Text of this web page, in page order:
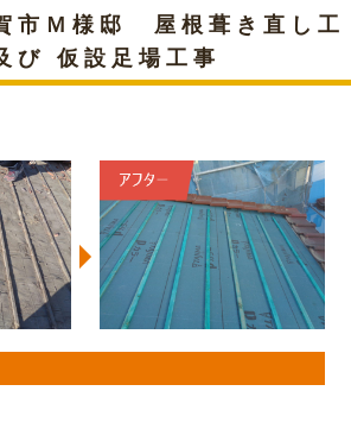
市Ｍ様邸 屋根葺き直し工
び 仮設足場工事